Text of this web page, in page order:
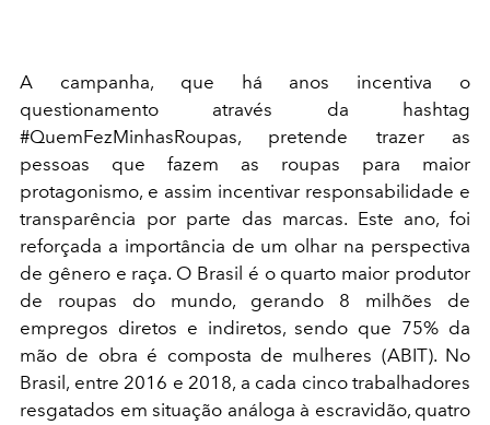
A campanha, que há anos incentiva o
questionamento através da hashtag
#QuemFezMinhasRoupas, pretende trazer as
pessoas que fazem as roupas para maior
protagonismo, e assim incentivar responsabilidade e
transparência por parte das marcas. Este ano, foi
reforçada a importância de um olhar na perspectiva
de gênero e raça. O Brasil é o quarto maior produtor
de roupas do mundo, gerando 8 milhões de
empregos diretos e indiretos, sendo que 75% da
mão de obra é composta de mulheres (ABIT). No
Brasil, entre 2016 e 2018, a cada cinco trabalhadores
resgatados em situação análoga à escravidão, quatro